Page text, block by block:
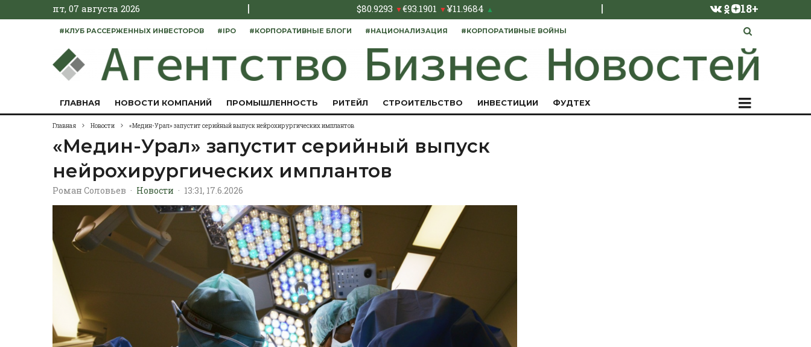
пт, 07 августа 2026 | $80.9293 ▼€93.1901 ▼¥11.9684 ▲ | 18+
#КЛУБ РАССЕРЖЕННЫХ ИНВЕСТОРОВ #IPO #КОРПОРАТИВНЫЕ БЛОГИ #НАЦИОНАЛИЗАЦИЯ #КОРПОРАТИВНЫЕ ВОЙНЫ
ГЛАВНАЯ НОВОСТИ КОМПАНИЙ ПРОМЫШЛЕННОСТЬ РИТЕЙЛ СТРОИТЕЛЬСТВО ИНВЕСТИЦИИ ФУДТЕХ
Главная Новости «Медин-Урал» запустит серийный выпуск нейрохирургических имплантов
«Медин-Урал» запустит серийный выпуск
нейрохирургических имплантов
Роман Соловьев · Новости · 13:31, 17.6.2026